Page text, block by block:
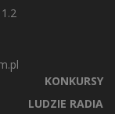
KONKURSY
LUDZIE RADIA